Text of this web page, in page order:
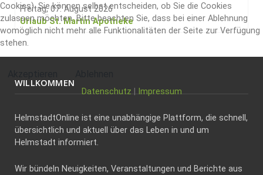
Freitag, 07. August 2026
Urlaub St. Martin Apotheke
WILLKOMMEN
HelmstadtOnline ist eine unabhängige Plattform, die schnell,
übersichtlich und aktuell über das Leben in und um
Helmstadt informiert.
Wir bündeln Neuigkeiten, Veranstaltungen und Berichte aus
Cookies). Sie können selbst entscheiden, ob Sie die Cookies
zulassen möchten. Bitte beachten Sie, dass bei einer Ablehnung
womöglich nicht mehr alle Funktionalitäten der Seite zur Verfügung
stehen.
Datenschutz|Impressum